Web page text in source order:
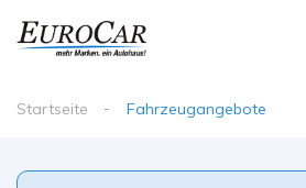
Startseite Fahrzeugangebote